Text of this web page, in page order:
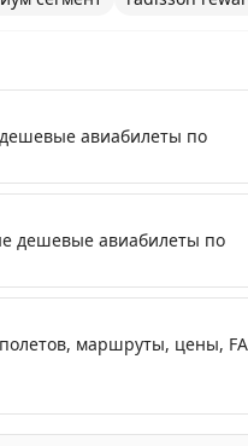
авиабилеты по
дешевые авиабилеты по
маршруты, цены,